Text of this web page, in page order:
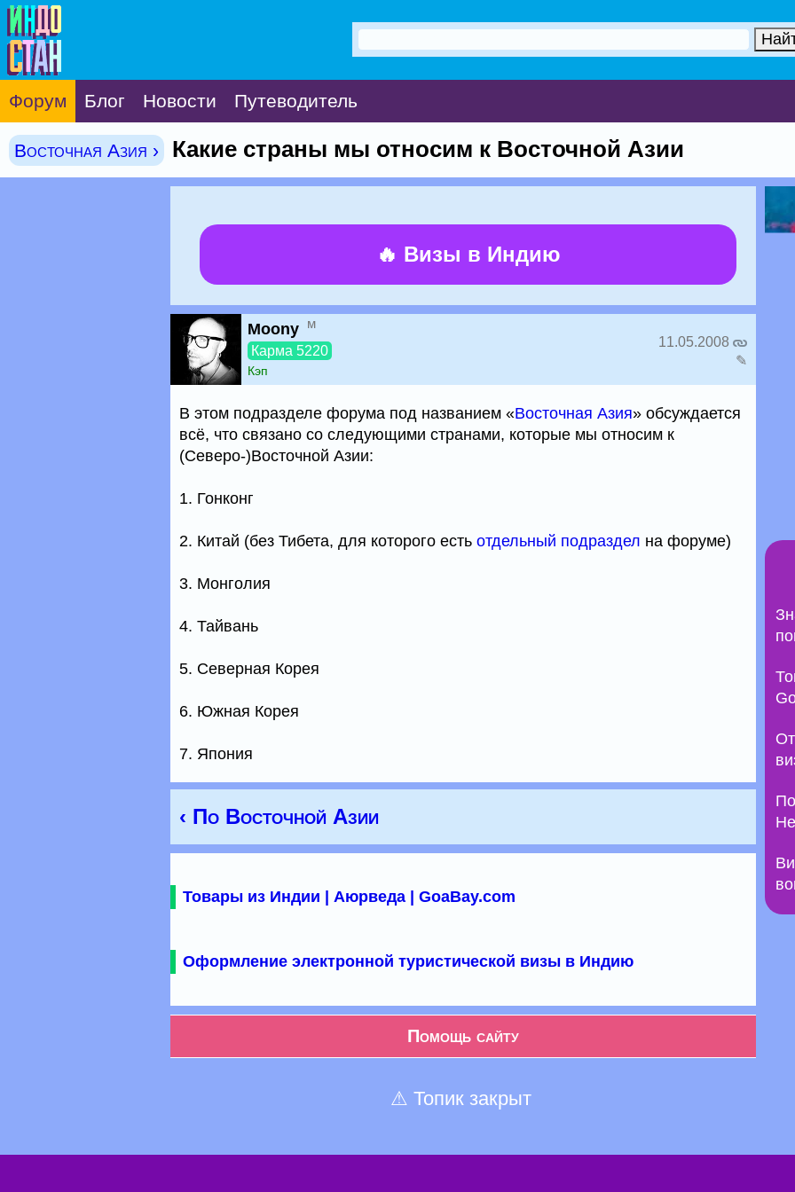
Форум Блог Новости Путеводитель
Восточная Азия › Какие страны мы относим к Восточной Азии
🔥 Визы в Индию
Moony м
Карма 5220
Кэп
11.05.2008
✎
В этом подразделе форума под названием «Восточная Азия» обсуждается
всё, что связано со следующими странами, которые мы относим к
(Северо-)Восточной Азии:
1. Гонконг
2. Китай (без Тибета, для которого есть отдельный подраздел на форуме)
3. Монголия
4. Тайвань
5. Северная Корея
6. Южная Корея
7. Япония
‹ По Восточной Азии
Товары из Индии | Аюрведа | GoaBay.com
Оформление электронной туристической визы в Индию
Помощь сайту
⚠ Топик закрыт